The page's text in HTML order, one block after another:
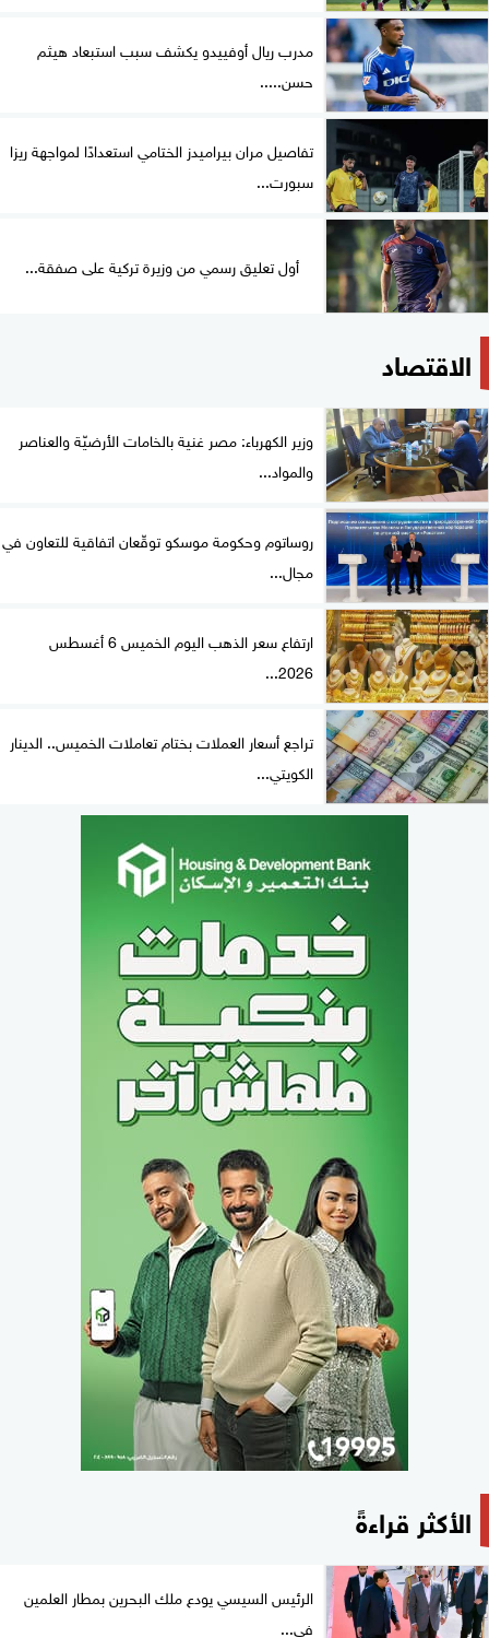
مدرب ريال أوفييدو يكشف سبب استبعاد هيثم
حسن.....
تفاصيل مران بيراميدز الختامي استعدادًا لمواجهة ريزا
سبورت...
أول تعليق رسمي من وزيرة تركية على صفقة...
الاقتصاد
وزير الكهرباء: مصر غنية بالخامات الأرضيّة والعناصر
والمواد...
روساتوم وحكومة موسكو توقّعان اتفاقية للتعاون في
مجال...
ارتفاع سعر الذهب اليوم الخميس 6 أغسطس
2026...
تراجع أسعار العملات بختام تعاملات الخميس.. الدينار
الكويتي...
الأكثر قراءةً
الرئيس السيسي يودع ملك البحرين بمطار العلمين
في...